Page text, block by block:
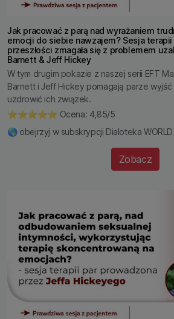
Jak pracować z parą nad wyrażaniem
emocji do siebie nawzajem? Sesja terapii
przeszłości zmagała się z problemem
Barnett & Jeff Hickey
W tym drugim pokazie z naszej serii EFT
Barnett i Jeff Hickey pomagają parze wyjść
uzdrowić ich związek.
⭐️⭐️⭐️⭐️⭐️ Ocena: 4,85/5
🌎 obejrzyj w subskrypcji Dialoteka
Zobacz